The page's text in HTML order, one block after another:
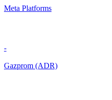
Meta Platforms
-
Gazprom (ADR)